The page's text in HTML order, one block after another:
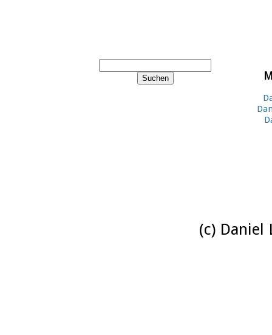
(c) Daniel